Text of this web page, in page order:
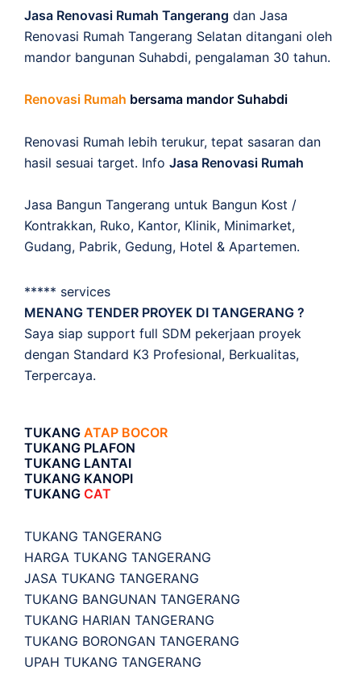
Jasa Renovasi Rumah Tangerang dan Jasa
Renovasi Rumah Tangerang Selatan ditangani oleh
mandor bangunan Suhabdi, pengalaman 30 tahun.
Renovasi Rumah bersama mandor Suhabdi
Renovasi Rumah lebih terukur, tepat sasaran dan
hasil sesuai target. Info Jasa Renovasi Rumah
Jasa Bangun Tangerang untuk Bangun Kost /
Kontrakkan, Ruko, Kantor, Klinik, Minimarket,
Gudang, Pabrik, Gedung, Hotel & Apartemen.
***** services
MENANG TENDER PROYEK DI TANGERANG ?
Saya siap support full SDM pekerjaan proyek
dengan Standard K3 Profesional, Berkualitas,
Terpercaya.
TUKANG ATAP BOCOR
TUKANG PLAFON
TUKANG LANTAI
TUKANG KANOPI
TUKANG CAT
TUKANG TANGERANG
HARGA TUKANG TANGERANG
JASA TUKANG TANGERANG
TUKANG BANGUNAN TANGERANG
TUKANG HARIAN TANGERANG
TUKANG BORONGAN TANGERANG
UPAH TUKANG TANGERANG